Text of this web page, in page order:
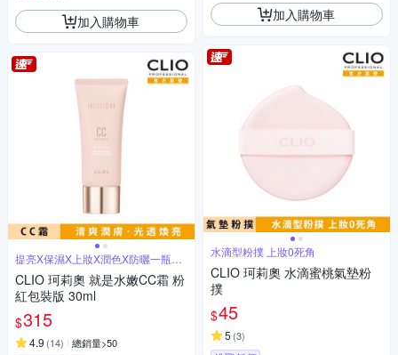
加入購物車
提亮X保濕X上妝X潤色X防曬一瓶搞
定
CLIO 珂莉奧 就是水嫩CC霜 粉
紅包裝版 30ml
$315
4.9 (14) 總銷量>50
加入購物車
水滴型粉撲 上妝0死角
CLIO 珂莉奧 水滴蜜桃氣墊粉
撲
$45
5 (3)